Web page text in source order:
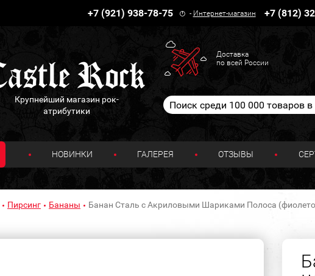
+7 (921) 938-78-75 - Интернет-магазин +7 (812)
Крупнейший магазин рок-
атрибутики
Доставка
по всей России
НОВИНКИ ГАЛЕРЕЯ ОТЗЫВЫ
Пирсинг Бананы Банан Сталь с Акриловыми Шариками Полоса